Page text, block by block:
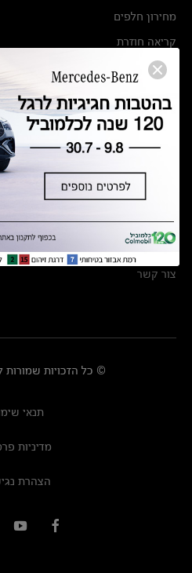
מחירון חלפים
קריאה חוזרת
הודעה על הטבות לרכבי מרצדס בהסדר פשרה
תקנון ימי מכירות 120 לכלמוביל
מצאו אותנו
אולמות תצוגה
מרכזי שירות
צור קשר
© כל הזכויות שמורות
תנאי
מדיניות
הצהרת